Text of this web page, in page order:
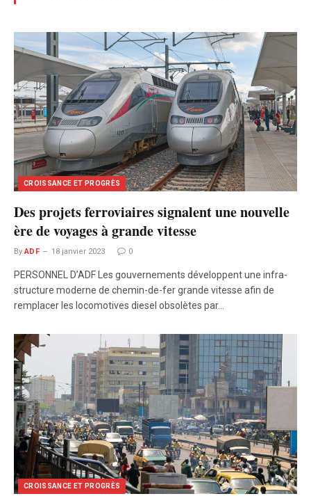
CROISSANCE ET PROGRÈS
Des projets ferroviaires signalent une nouvelle
ère de voyages à grande vitesse
By ADF 18 janvier 2023 0
PERSONNEL D’ADF Les gouvernements développent une infra-
structure moderne de chemin-de-fer grande vitesse afin de
remplacer les locomotives diesel obsolètes par…
CROISSANCE ET PROGRÈS